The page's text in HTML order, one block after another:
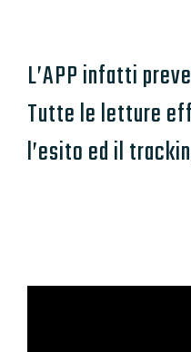
L’APP infatti
Tutte le letture
l’esito ed il